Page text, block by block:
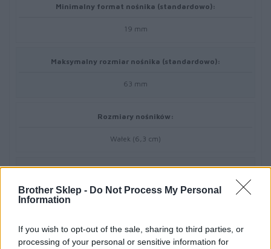
Brother Sklep - Do Not Process My Personal
Information
If you wish to opt-out of the sale, sharing to third parties, or
processing of your personal or sensitive information for
Minimalny format nośnika (standardowo):
19 mm
Maksymalny rozmiar nośnika (standardowo):
63 mm
Rozmiary nośników:
Wałek (6,3 cm)
Maks. szerokość druku:
56 mm
Maks. długość druku: